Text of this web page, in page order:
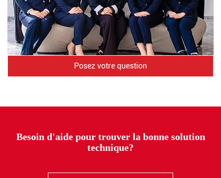
Posez votre question
Besoin d'aide pour trouver la bonne solution
technique?